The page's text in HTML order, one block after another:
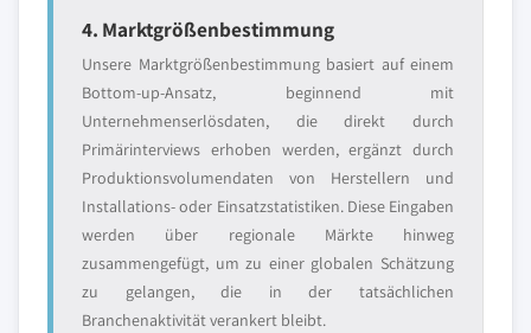
4. Marktgrößenbestimmung
Unsere Marktgrößenbestimmung basiert auf einem
Bottom-up-Ansatz, beginnend mit
Unternehmenserlösdaten, die direkt durch
Primärinterviews erhoben werden, ergänzt durch
Produktionsvolumendaten von Herstellern und
Installations- oder Einsatzstatistiken. Diese Eingaben
werden über regionale Märkte hinweg
zusammengefügt, um zu einer globalen Schätzung
zu gelangen, die in der tatsächlichen
Branchenaktivität verankert bleibt.